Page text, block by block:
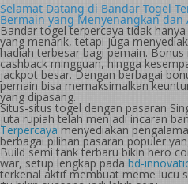
Selamat Datang di Bandar Togel
Bermain yang Menyenangkan dan
Bandar togel terpercaya tidak
yang menarik, tetapi juga
hadiah terbesar bagi pemain.
cashback mingguan, hingga
jackpot besar. Dengan berbagai
pemain bisa memaksimalkan
yang dipasang.
Situs-situs togel dengan pasaran
juta rupiah telah menjadi incaran
Terpercaya menyediakan
berbagai pilihan pasaran populer
Build semi tank terbaru bikin hero
war, setup lengkap pada bd-
terkenal aktif membuat meme lucu